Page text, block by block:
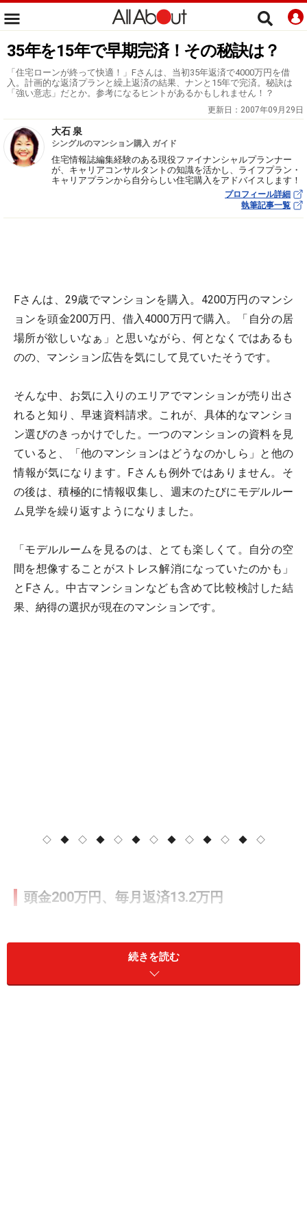
35年を15年で早期完済！その秘訣は？
「住宅ローンが終って快適！」Fさんは、当初35年返済で4000万円を借
入。計画的な返済プランと繰上返済の結果、ナンと15年で完済。秘訣は
「強い意志」だとか。参考になるヒントがあるかもしれません！？
更新日： 2007年09月29日
大石 泉
シングルのマンション購入 ガイド
住宅情報誌編集経験のある現役ファイナンシャルプランナー
が、キャリアコンサルタントの知識を活かし、ライフプラン・
キャリアプランから自分らしい住宅購入をアドバイスします！
プロフィール詳細
執筆記事一覧
Fさんは、29歳でマンションを購入。4200万円のマンシ
ョンを頭金200万円、借入4000万円で購入。「自分の居
場所が欲しいなぁ」と思いながら、何となくではあるも
のの、マンション広告を気にして見ていたそうです。
そんな中、お気に入りのエリアでマンションが売り出さ
れると知り、早速資料請求。これが、具体的なマンショ
ン選びのきっかけでした。一つのマンションの資料を見
ていると、「他のマンションはどうなのかしら」と他の
情報が気になります。Fさんも例外ではありません。そ
の後は、積極的に情報収集し、週末のたびにモデルルー
ム見学を繰り返すようになりました。
「モデルルームを見るのは、とても楽しくて。自分の空
間を想像することがストレス解消になっていたのかも」
とFさん。中古マンションなども含めて比較検討した結
果、納得の選択が現在のマンションです。
◇ ◆ ◇ ◆ ◇ ◆ ◇ ◆ ◇ ◆ ◇ ◆ ◇
頭金200万円、毎月返済13.2万円
続きを読む